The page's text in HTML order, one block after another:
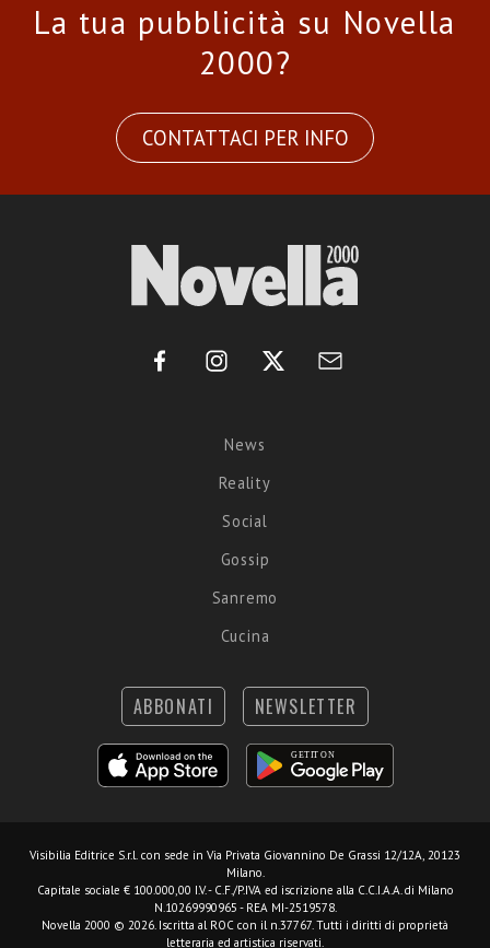
La tua pubblicità su Novella
2000?
CONTATTACI PER INFO
News
Reality
Social
Gossip
Sanremo
Cucina
ABBONATI NEWSLETTER
Visibilia Editrice S.r.l. con sede in Via Privata Giovannino De Grassi 12/12A, 20123
Milano.
Capitale sociale € 100.000,00 I.V. - C.F./P.IVA ed iscrizione alla C.C.I.A.A. di Milano
N.10269990965 - REA MI-2519578.
Novella 2000 © 2026. Iscritta al ROC con il n.37767. Tutti i diritti di proprietà
letteraria ed artistica riservati.